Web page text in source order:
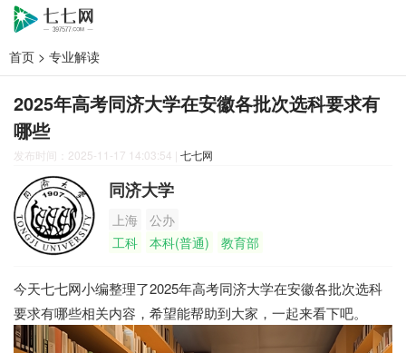
首页 > 专业解读
2025年高考同济大学在安徽各批次选科要求有
哪些
发布时间：2025-11-17 14:03:54 | 七七网
同济大学
上海
公办
工科
本科(普通) 教育部
今天七七网小编整理了2025年高考同济大学在安徽各批次选科
要求有哪些相关内容，希望能帮助到大家，一起来看下吧。